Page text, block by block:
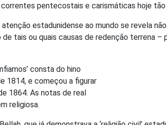
pentecostais e carismáticas hoje
atenção estadunidense ao mundo se revela
tais ou quais causas de redenção terrena –
consta do hino
1814, e começou a figurar
1864. As notas de real
religiosa.